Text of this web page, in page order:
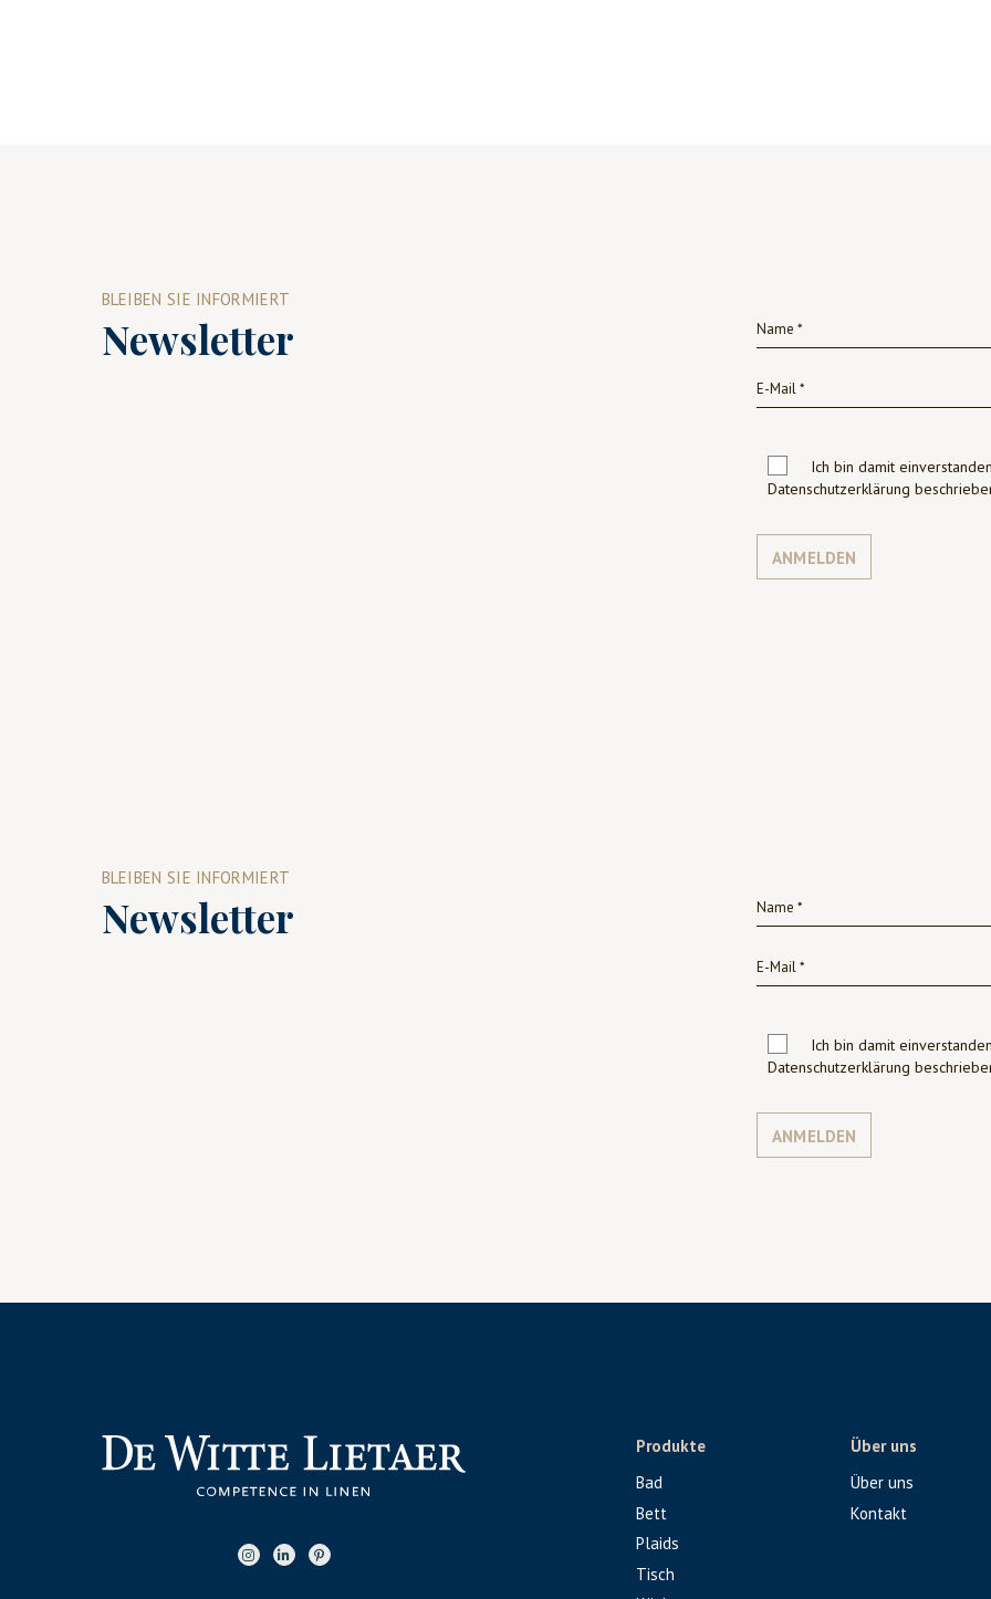
BLEIBEN SIE INFORMIERT
Newsletter
Ich bin damit
Datenschutzerklärung
ANMELDEN
BLEIBEN SIE INFORMIERT
Newsletter
Ich bin damit
Datenschutzerklärung
ANMELDEN
Produkte
Bad
Bett
Plaids
Tisch
Über uns
Über uns
Kontakt